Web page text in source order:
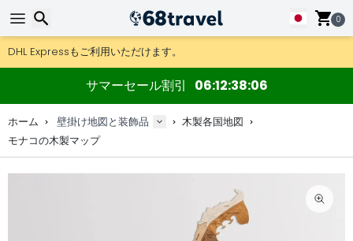
0
DHL Expressもご利用いただけます。
返品は30日間、木製マップやデコは90日間OK.
地図＆デコのオリジナルメーカー。
サマーセール割引 06 12 38 05
ホーム 壁掛け地図と装飾品
木製各国地図
モナコの木製マップ
検索